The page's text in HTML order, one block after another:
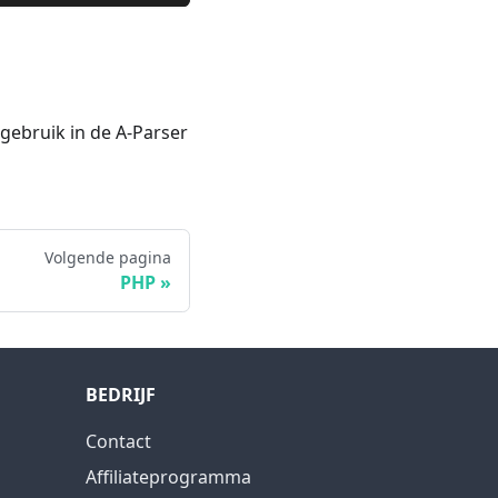
in de A-Parser
Volgende pagina
PHP
BEDRIJF
Contact
Affiliateprogramma